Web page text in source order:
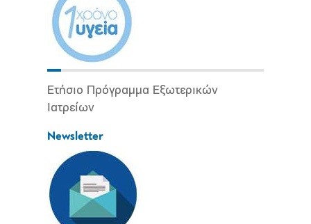
Ετήσιο Πρόγραμμα Εξωτερικών
Ιατρείων
Newsletter